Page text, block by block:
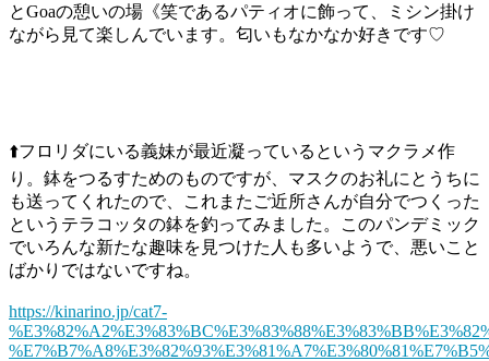
とGoaの憩いの場《笑であるパティオに飾って、ミシン掛け
ながら見て楽しんでいます。匂いもなかなか好きです♡
⬆️フロリダにいる義妹が最近凝っているというマクラメ作
り。鉢をつるすためのものですが、マスクのお礼にとうちに
も送ってくれたので、これまたご近所さんが自分でつくった
というテラコッタの鉢を釣ってみました。このパンデミック
でいろんな新たな趣味を見つけた人も多いようで、悪いこと
ばかりではないですね。
https://kinarino.jp/cat7-